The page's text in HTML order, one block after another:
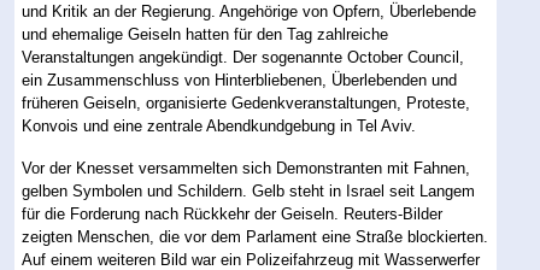
und Kritik an der Regierung. Angehörige von Opfern, Überlebende
und ehemalige Geiseln hatten für den Tag zahlreiche
Veranstaltungen angekündigt. Der sogenannte October Council,
ein Zusammenschluss von Hinterbliebenen, Überlebenden und
früheren Geiseln, organisierte Gedenkveranstaltungen, Proteste,
Konvois und eine zentrale Abendkundgebung in Tel Aviv.
Vor der Knesset versammelten sich Demonstranten mit Fahnen,
gelben Symbolen und Schildern. Gelb steht in Israel seit Langem
für die Forderung nach Rückkehr der Geiseln. Reuters-Bilder
zeigten Menschen, die vor dem Parlament eine Straße blockierten.
Auf einem weiteren Bild war ein Polizeifahrzeug mit Wasserwerfer